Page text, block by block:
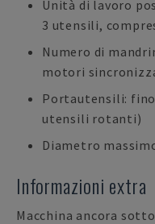
Unità di lavoro
3 utensili,
Numero di
motori
Portautensili:
utensili rotanti)
Diametro
Informazioni extra
Macchina ancora